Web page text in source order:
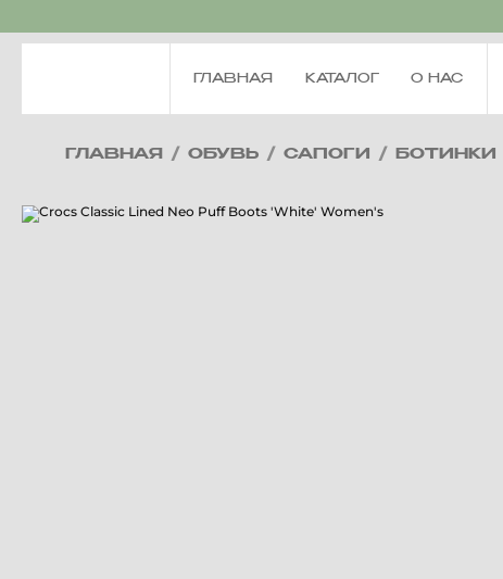
ГЛАВНАЯ КАТАЛОГ О НАС
ГЛАВНАЯ / ОБУВЬ / САПОГИ / БОТИНКИ